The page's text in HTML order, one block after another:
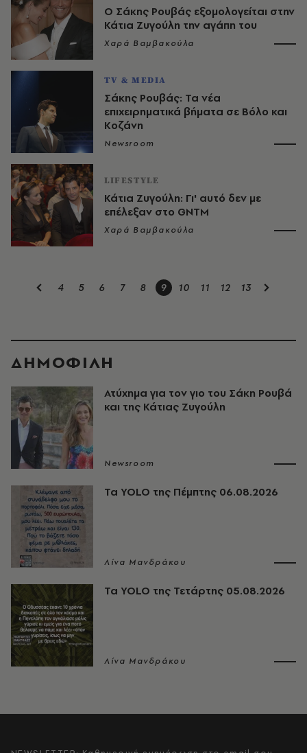
Ο Σάκης Ρουβάς εξομολογείται στην
Κάτια Ζυγούλη την αγάπη του
Χαρά Βαμβακούλα
TV & MEDIA
Σάκης Ρουβάς: Τα νέα
επιχειρηματικά βήματα σε Βόλο και
Κοζάνη
Newsroom
LIFESTYLE
Κάτια Ζυγούλη: Γι' αυτό δεν με
επέλεξαν στο GNTM
Χαρά Βαμβακούλα
4 5 6 7 8 9 10 11 12 13
ΔΗΜΟΦΙΛΗ
Ατύχημα για τον γιο του Σάκη Ρουβά
και της Κάτιας Ζυγούλη
Newsroom
Τα YOLO της Πέμπτης 06.08.2026
Λίνα Μανδράκου
Τα YOLO της Τετάρτης 05.08.2026
Λίνα Μανδράκου